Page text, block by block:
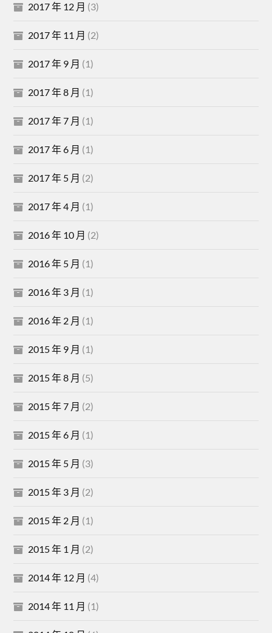
2017 年 12 月 (3)
2017 年 11 月 (2)
2017 年 9 月 (1)
2017 年 8 月 (1)
2017 年 7 月 (1)
2017 年 6 月 (1)
2017 年 5 月 (2)
2017 年 4 月 (1)
2016 年 10 月 (2)
2016 年 5 月 (1)
2016 年 3 月 (1)
2016 年 2 月 (1)
2015 年 9 月 (1)
2015 年 8 月 (5)
2015 年 7 月 (2)
2015 年 6 月 (1)
2015 年 5 月 (3)
2015 年 3 月 (2)
2015 年 2 月 (1)
2015 年 1 月 (2)
2014 年 12 月 (4)
2014 年 11 月 (1)